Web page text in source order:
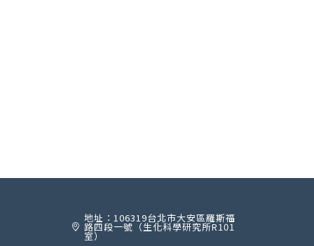
地址：106319台北市大安區羅斯福
路四段一號（生化科學研究所R101
室）